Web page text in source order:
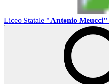
Liceo Statale "Antonio Meucci"